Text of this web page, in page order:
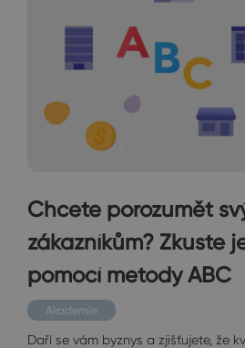
Chcete porozumět
zákazníkům? Zkuste
pomocí metody ABC
Akademie
Daří se vám byznys a zjišťujete, že